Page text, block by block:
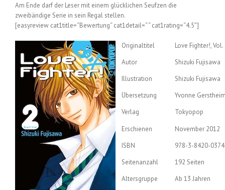
Am Ende darf der Leser mit einem glücklichen Seufzen die
zweibändige Serie in sein Regal stellen.
[easyreview cat1title=“Bewertung“ cat1detail=“ “ cat1rating=“4.5″]
Originaltitel
Love Fighter!, Vol.
Autor
Shizuki Fujisawa
Illustration
Shizuki Fujisawa
Übersetzung
Yvonne
Verlag
Tokyopop
Erschienen
November 2012
ISBN
978-3-8420-
Seitenanzahl
192 Seiten
Altersgruppe
Ab 13 Jahren